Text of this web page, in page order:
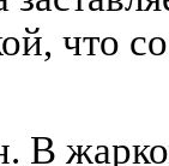
что
В